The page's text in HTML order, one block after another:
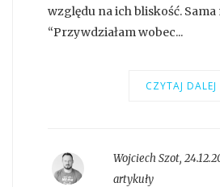
względu na ich bliskość. Sama
“Przywdziałam wobec...
CZYTAJ DALEJ
Wojciech Szot,
artykuły